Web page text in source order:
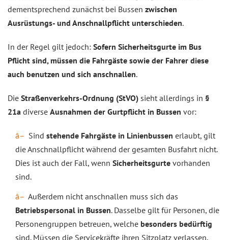
dementsprechend zunächst bei Bussen zwischen
Ausrüstungs- und Anschnallpflicht unterschieden.
In der Regel gilt jedoch: Sofern Sicherheitsgurte im Bus
Pflicht sind, müssen die Fahrgäste sowie der Fahrer diese
auch benutzen und sich anschnallen.
Die Straßenverkehrs-Ordnung (StVO) sieht allerdings in §
21a diverse Ausnahmen der Gurtpflicht in Bussen vor:
Sind stehende Fahrgäste in Linienbussen erlaubt, gilt
die Anschnallpflicht während der gesamten Busfahrt nicht.
Dies ist auch der Fall, wenn Sicherheitsgurte vorhanden
sind.
Außerdem nicht anschnallen muss sich das
Betriebspersonal in Bussen. Dasselbe gilt für Personen, die
Personengruppen betreuen, welche besonders bedürftig
sind. Müssen die Servicekräfte ihren Sitzplatz verlassen,